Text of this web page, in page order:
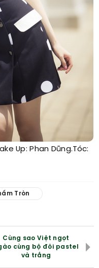
Up: Phan Dũng.Tóc:
Tròn
Cùng sao Việt ngọt
cùng bộ đôi pastel
và trắng